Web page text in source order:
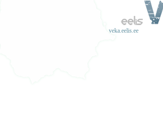
veka.eelis.ee